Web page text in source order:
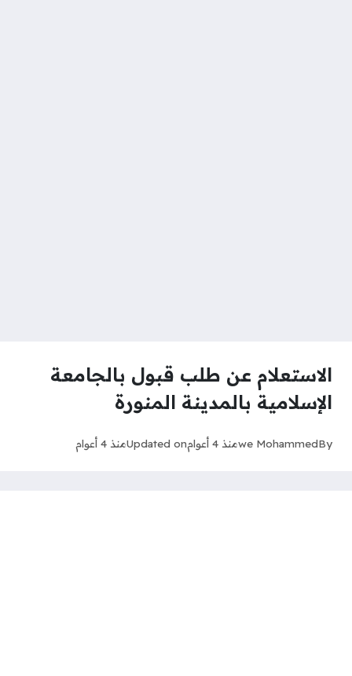
الاستعلام عن طلب قبول بالجامعة
الإسلامية بالمدينة المنورة
By
we Mohammedمنذ 4 أعوام Updated onمنذ 4 أعوام